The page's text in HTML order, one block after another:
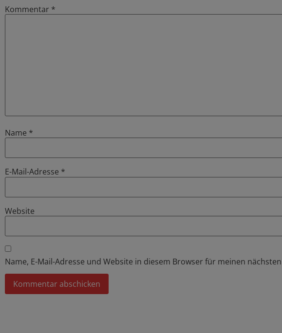
Kommentar *
Name *
E-Mail-Adresse *
Website
Name, E-Mail-Adresse und Website in diesem Browser für meinen